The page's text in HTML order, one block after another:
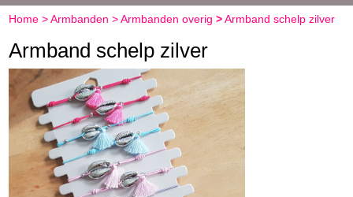
Home >Armbanden >Armbanden overig > Armband schelp zilver
Armband schelp zilver